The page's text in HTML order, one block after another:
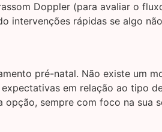
Doppler (para avaliar o
intervenções rápidas se algo
pré-natal. Não existe um
em relação ao tipo
sempre com foco na sua